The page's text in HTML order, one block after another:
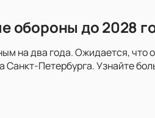
обороны до 2028
на два года. Ожидается, что
Петербурга. Узнайте